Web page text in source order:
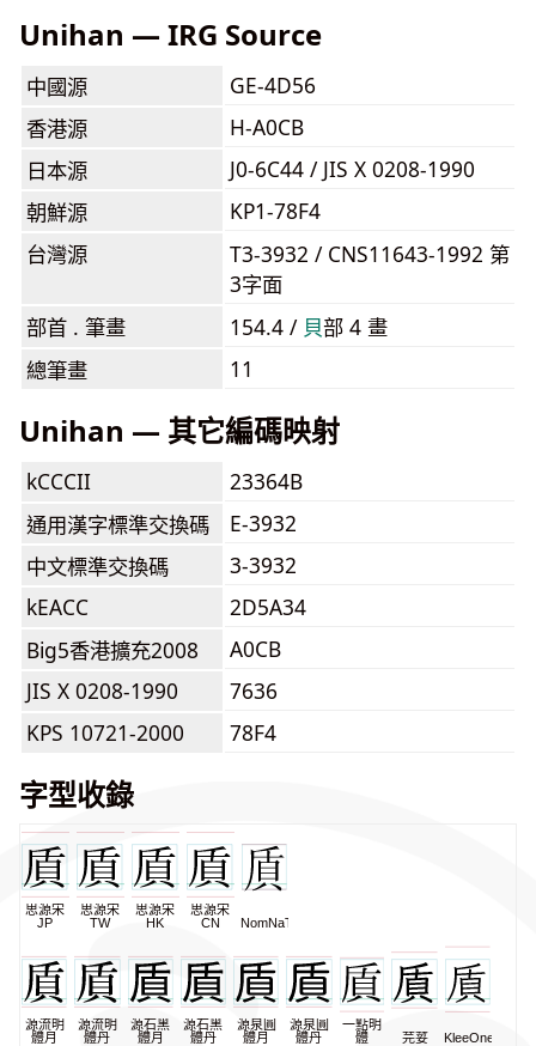
Unihan — IRG Source
中國源
GE-4D56
香港源
H-A0CB
日本源
J0-6C44 / JIS X 0208-1990
朝鮮源
KP1-78F4
台灣源
T3-3932 / CNS11643-1992 第
3字面
部首 . 筆畫
154.4 / ⾙部 4 畫
總筆畫
11
Unihan — 其它編碼映射
kCCCII
23364B
通用漢字標準交換碼
E-3932
中文標準交換碼
3-3932
kEACC
2D5A34
Big5香港擴充2008
A0CB
JIS X 0208-1990
7636
KPS 10721-2000
78F4
字型收錄
思源宋
JP
思源宋
TW
思源宋
HK
思源宋
CN
NomNaTong
源流明
體月
源流明
體丹
源石黑
體月
源石黑
體丹
源泉圓
體月
源泉圓
體丹
一點明
體
芫荽 KleeOne